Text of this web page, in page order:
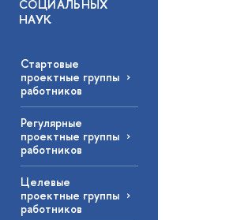
СОЦИАЛЬНЫХ
НАУК
Стартовые
проектные группы
работников
Регулярные
проектные группы
работников
Целевые
проектные группы
работников